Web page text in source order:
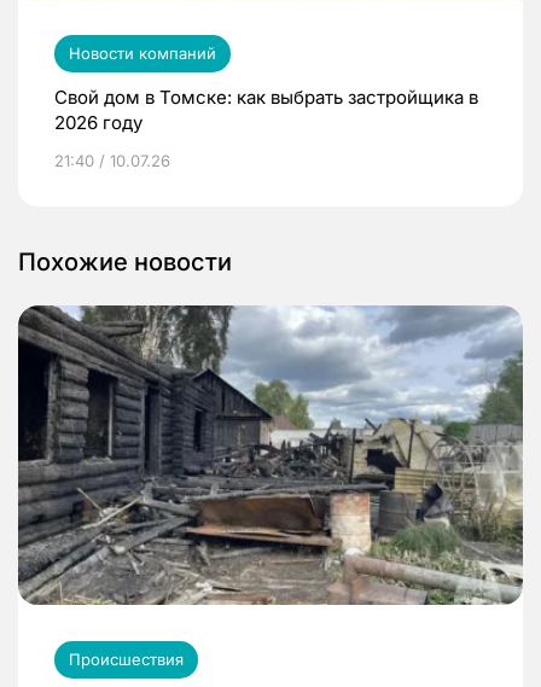
Новости компаний
Свой дом в Томске: как выбрать застройщика в
2026 году
21:40 / 10.07.26
Похожие новости
Происшествия